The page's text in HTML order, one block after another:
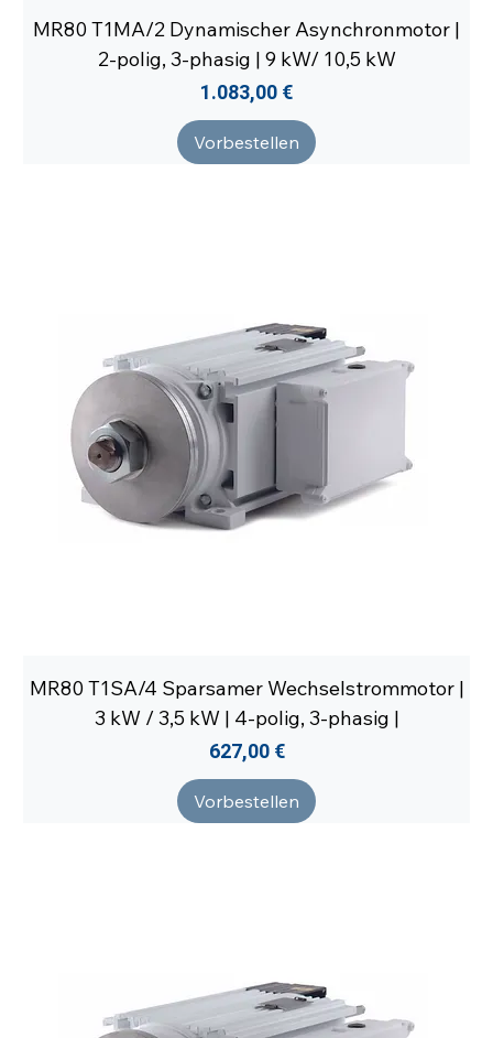
MR80 T1MA/2 Dynamischer Asynchronmotor |
2-polig, 3-phasig | 9 kW/ 10,5 kW
Preis
1.083,00 €
Vorbestellen
MR80 T1SA/4 Sparsamer Wechselstrommotor |
3 kW / 3,5 kW | 4-polig, 3-phasig |
Preis
627,00 €
Vorbestellen